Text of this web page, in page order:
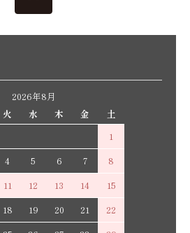
2026年8月
火 水 木 金
土
1
4 5 6 7
8
11 12 13 14
15
18 19 20 21
22